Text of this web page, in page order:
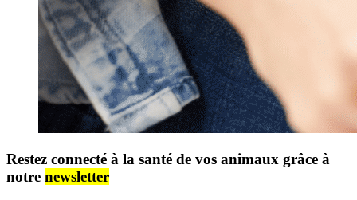
Restez connecté à la santé de vos animaux grâce à
notre newsletter